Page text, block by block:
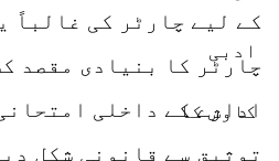
کے لیے چارٹر کی غالباً
چارٹر کا بنیادی مقصد
ادارے کے داخلی
توثیق سے قانونی شکل